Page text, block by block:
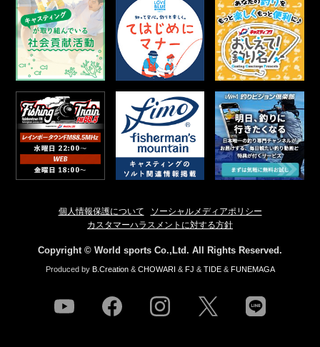
個人情報保護について
ソーシャルメディアポリシー
カスタマーハラスメントに対する方針
Copyright © World sports Co.,Ltd. All Rights Reserved.
Produced by B.Creation&CHOWARI & FJ &TIDE& FUNEMAGA
youtube facebook instagram line